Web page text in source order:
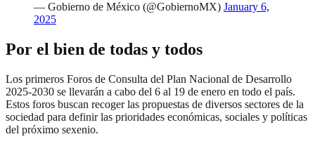
— Gobierno de México (@GobiernoMX) January 6,
2025
Por el bien de todas y todos
Los primeros Foros de Consulta del Plan Nacional de Desarrollo
2025-2030 se llevarán a cabo del 6 al 19 de enero en todo el país.
Estos foros buscan recoger las propuestas de diversos sectores de la
sociedad para definir las prioridades económicas, sociales y políticas
del próximo sexenio.